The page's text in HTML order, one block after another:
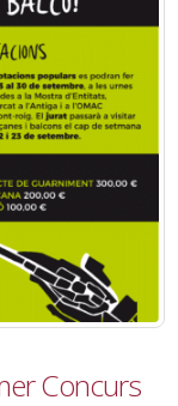
Concurs